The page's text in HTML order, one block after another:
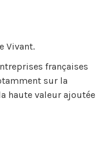
Vivant.
françaises
sur la
haute valeur ajoutée